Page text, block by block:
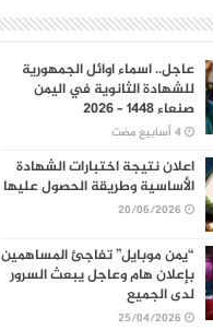
عاجل.. اسماء اوائل الجمهورية
للشهادة الثانوية في اليمن
صنعاء 1448 – 2026
اعلان نتيجة اختبارات الشهادة
الأساسية وطريقة الحصول عليها
20/06/2026
“يمن موبايل” تفاجئ المساهمين
بإعلان هام وعاجل يبعث السرور
لدى الجميع
25/04/2026